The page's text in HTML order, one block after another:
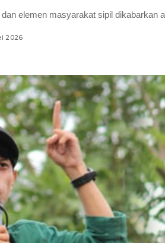
elemen masyarakat sipil dikabarkan
2026